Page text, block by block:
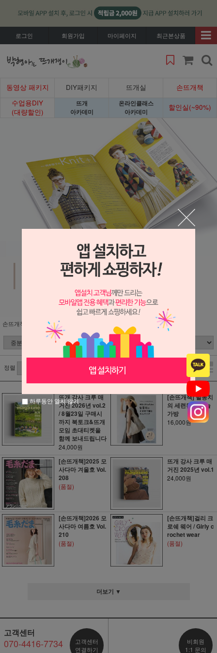
로그인 회원가입 마이페이지 최근본상품
동영상 패키지 DIY패키지 뜨개실
손뜨개책
수업용DIY
(대량할인)
뜨개
아카데미
온라인클래스
아카데미
할인실(~90%)
손뜨개책
정렬
뜨개 강사 크루 매
거진 2026년 vol.2
/ 8월23일 구매시
까지 북토크&뜨개
모임 초대티켓을
함께 보내드립니다
24,000원
[손뜨개책] 털몽치
의 세련된 코바늘
가방
16,000원
[손뜨개책]2025 모
사다마 겨울호 Vol.
208
(품절)
뜨개 강사 크루 매
거진 2025년 vol.1
24,000원
[손뜨개책]2026 모
사다마 여름호 Vol.
210
(품절)
[손뜨개책]걸리 크
로쉐 웨어 / Girly c
rochet wear
(품절)
더보기 ▼
고객센터
070-4416-7734
고객센터
연결하기
비회원
1:1 문의
하루동안 열지 않기